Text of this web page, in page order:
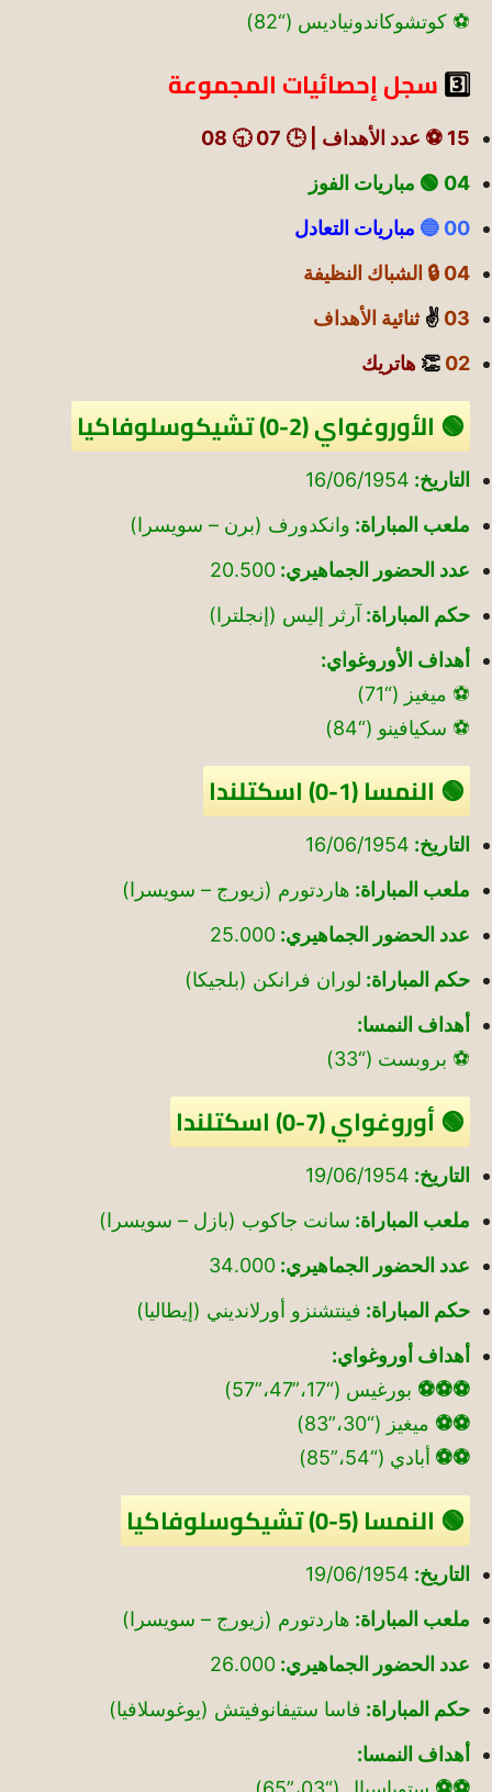
⚽ كوتشوكاندونياديس (“82)
3️⃣سجل إحصائيات المجموعة
15 ⚽ عدد الأهداف | 🕒 07 🕤 08
04 🟢
مباريات الفوز
00 🔵
مباريات التعادل
04 🔒 الشباك النظيفة
03
✌️ ثنائية الأهداف
02
👏 هاتريك
🟢 الأوروغواي (2-0) تشيكوسلوفاكيا
التاريخ: 16/06/1954
ملعب المباراة: وانكدورف (برن – سويسرا)
عدد الحضور الجماهيري: 20.500
حكم المباراة: آرثر إليس (إنجلترا)
أهداف الأوروغواي:
⚽ ميغيز (“71)
⚽ سكيافينو (“84)
🟢 النمسا (1-0) اسكتلندا
التاريخ: 16/06/1954
ملعب المباراة: هاردتورم (زيورج – سويسرا)
عدد الحضور الجماهيري: 25.000
حكم المباراة: لوران فرانكن (بلجيكا)
أهداف النمسا:
⚽ بروبست (“33)
🟢 أوروغواي (7-0) اسكتلندا
التاريخ: 19/06/1954
ملعب المباراة: سانت جاكوب (بازل – سويسرا)
عدد الحضور الجماهيري: 34.000
حكم المباراة: فينتشنزو أورلانديني (إيطاليا)
أهداف أوروغواي:
⚽⚽⚽ بورغيس (“17،”47،”57)
⚽⚽ ميغيز (“30،”83)
⚽⚽ أبادي (“54،”85)
🟢 النمسا (5-0) تشيكوسلوفاكيا
التاريخ: 19/06/1954
ملعب المباراة: هاردتورم (زيورج – سويسرا)
عدد الحضور الجماهيري: 26.000
حكم المباراة: فاسا ستيفانوفيتش (يوغوسلافيا)
أهداف النمسا: